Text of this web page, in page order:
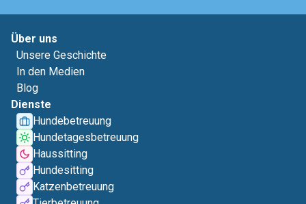
Über uns
Unsere Geschichte
In den Medien
Blog
Dienste
Hundebetreuung
Hundetagesbetreuung
Haussitting
Hundesitting
Katzenbetreuung